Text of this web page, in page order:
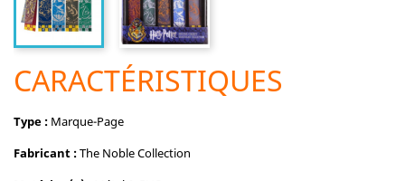
CARACTÉRISTIQUES
Type : Marque-Page
Fabricant :The Noble Collection